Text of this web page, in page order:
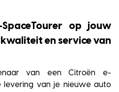
op jouw
en service van
van een Citroën e-
levering van je nieuwe auto